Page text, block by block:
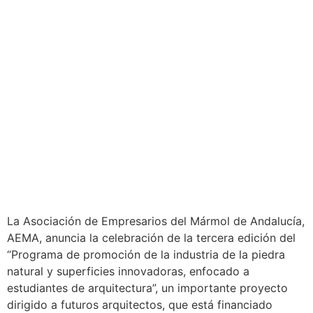
La Asociación de Empresarios del Mármol de Andalucía,
AEMA, anuncia la celebración de la tercera edición del
“Programa de promoción de la industria de la piedra
natural y superficies innovadoras, enfocado a
estudiantes de arquitectura”, un importante proyecto
dirigido a futuros arquitectos, que está financiado